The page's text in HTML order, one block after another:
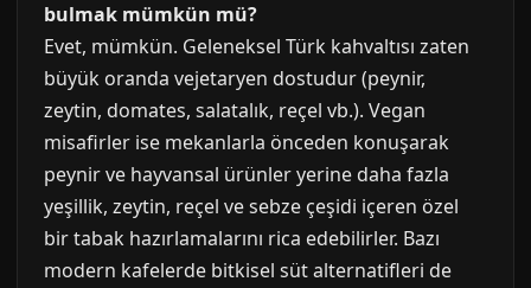
bulmak mümkün mü?
Evet, mümkün. Geleneksel Türk kahvaltısı zaten
büyük oranda vejetaryen dostudur (peynir,
zeytin, domates, salatalık, reçel vb.). Vegan
misafirler ise mekanlarla önceden konuşarak
peynir ve hayvansal ürünler yerine daha fazla
yeşillik, zeytin, reçel ve sebze çeşidi içeren özel
bir tabak hazırlamalarını rica edebilirler. Bazı
modern kafelerde bitkisel süt alternatifleri de